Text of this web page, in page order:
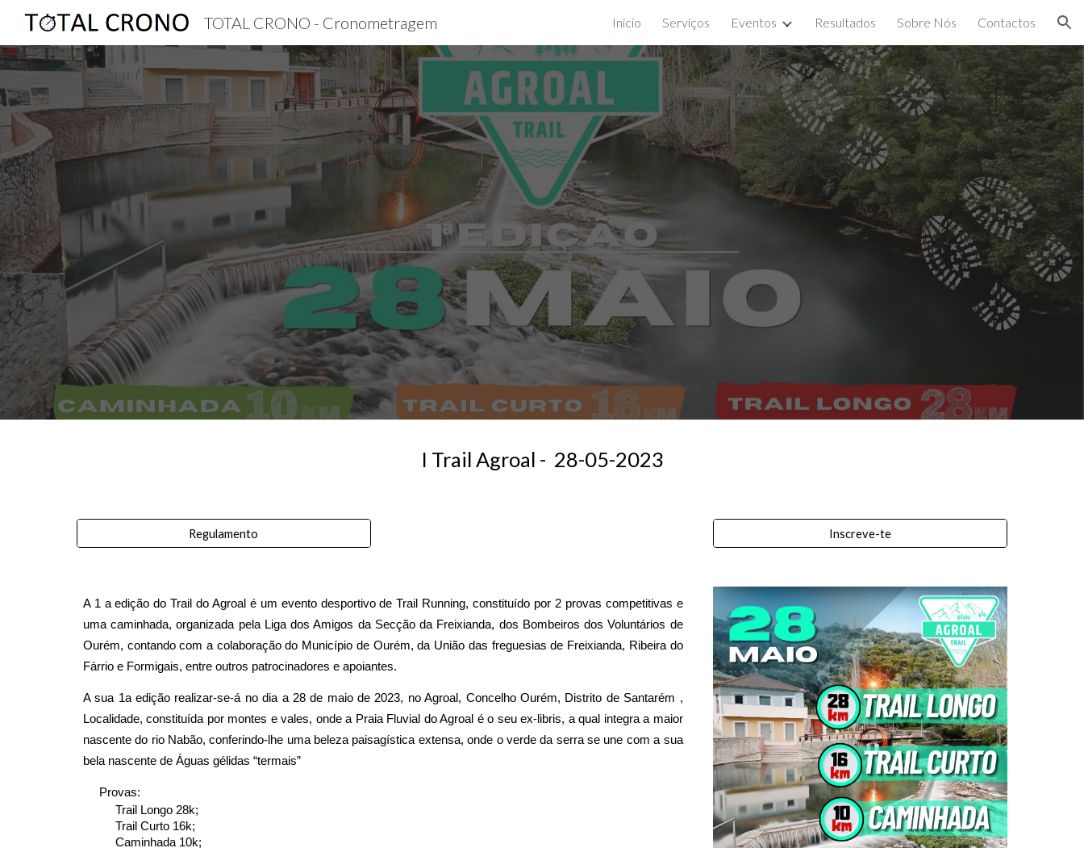
Skip to main content Skip to navigation
TOTAL CRONO - Cronometragem Início Serviços Eventos Resultados Sobre Nós Contactos
I Trail Agroal - 28-05-2023
Regulamento Inscreve-te
A 1 a edição do Trail do Agroal é um evento desportivo de Trail Running, constituído por 2 provas competitivas e
uma caminhada, organizada pela Liga dos Amigos da Secção da Freixianda, dos Bombeiros dos Voluntários de
Ourém, contando com a colaboração do Município de Ourém, da União das freguesias de Freixianda, Ribeira do
Fárrio e Formigais, entre outros patrocinadores e apoiantes.
A sua 1a edição realizar-se-á no dia a 28 de maio de 2023, no Agroal, Concelho Ourém, Distrito de Santarém ,
Localidade, constituída por montes e vales, onde a Praia Fluvial do Agroal é o seu ex-libris, a qual integra a maior
nascente do rio Nabão, conferindo-lhe uma beleza paisagística extensa, onde o verde da serra se une com a sua
bela nascente de Águas gélidas “termais”
Provas:
Trail Longo 28k;
Trail Curto 16k;
Caminhada 10k;